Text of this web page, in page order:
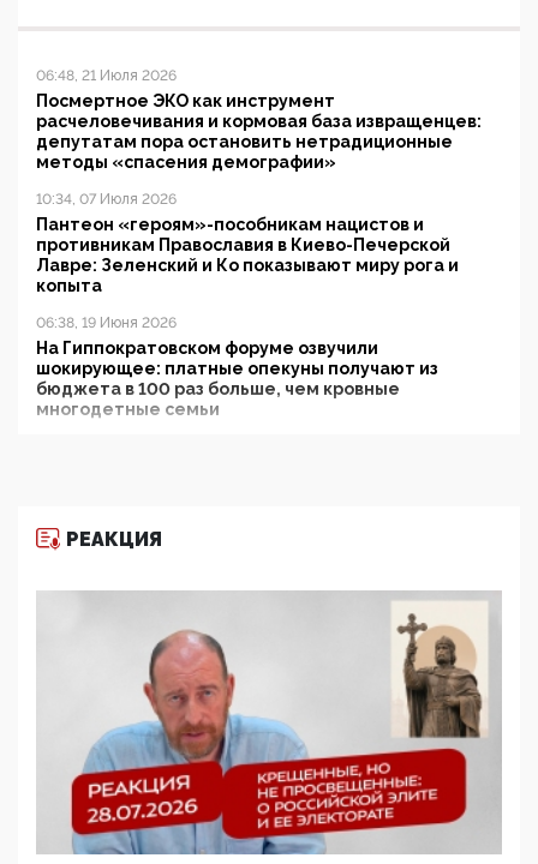
06:48, 21 Июля 2026
Посмертное ЭКО как инструмент
расчеловечивания и кормовая база извращенцев:
депутатам пора остановить нетрадиционные
методы «спасения демографии»
10:34, 07 Июля 2026
Пантеон «героям»-пособникам нацистов и
противникам Православия в Киево-Печерской
Лавре: Зеленский и Ко показывают миру рога и
копыта
06:38, 19 Июня 2026
На Гиппократовском форуме озвучили
шокирующее: платные опекуны получают из
бюджета в 100 раз больше, чем кровные
многодетные семьи
11:53, 09 Июня 2026
деятельность ИИТО ЮНЕСКО в России, но
цифроглобалисты продолжают определять
повестку в образовании
09:43, 01 Июня 2026
5G за счет здоровья граждан: Минцифры намерено
отобрать у регионов и муниципалитетов право
защищать жилые дома и социальные объекты от
05:58, 26 Мая 2026
Роскомнадзор освободили от борца с
деструктивным и опасным контентом
РЕАКЦИЯ